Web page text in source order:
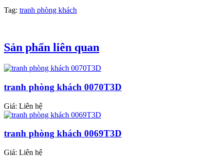
Tag: tranh phòng khách
Sản phẩn liên quan
tranh phòng khách 0070T3D
Giá: Liên hệ
tranh phòng khách 0069T3D
Giá: Liên hệ